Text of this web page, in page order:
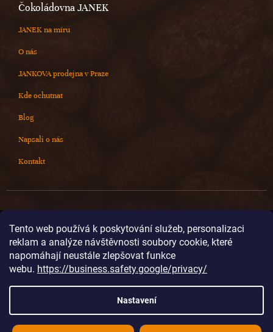
Tento web používá k poskytování služeb, personalizaci
reklam a analýze návštěvnosti soubory cookie, které
napomáhají neustále zlepšovat funkce
webu. https://business.safety.google/privacy/
Nastavení
Čokoládovna JANEK
JANEK na míru
O nás
JANKOVA prodejna v Praze
Kde ochutnat
Blog
Napsali o nás
Kontakt
info@cokoladovnajanek.cz
+420 778 716 678
@janek_chocolate